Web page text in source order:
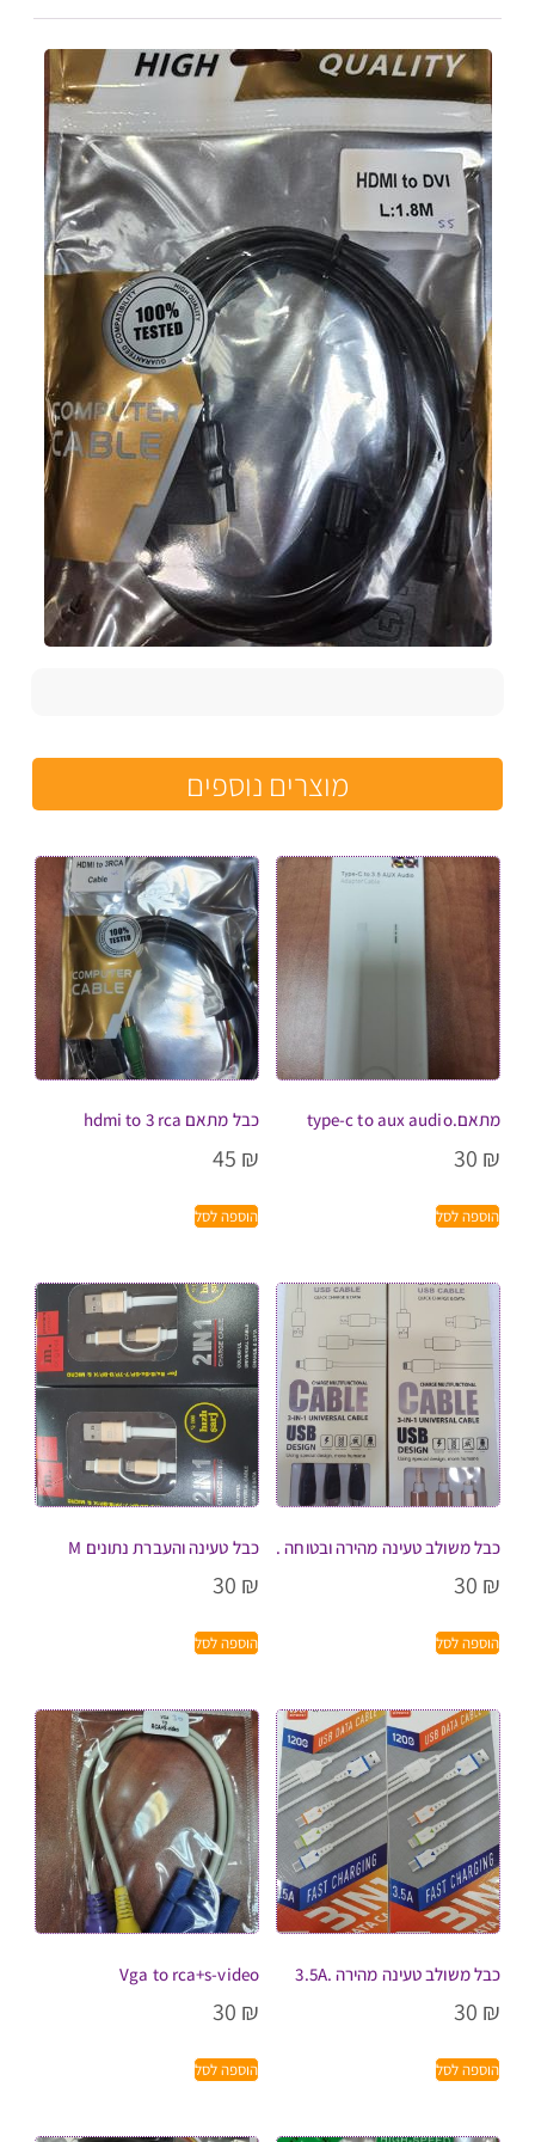
מוצרים נוספים
מתאם.type-c to aux audio
30 ₪
הוספה לסל
כבל מתאם hdmi to 3 rca
45 ₪
הוספה לסל
כבל משולב טעינה מהירה ובטוחה .
30 ₪
הוספה לסל
כבל טעינה והעברת נתונים M
30 ₪
הוספה לסל
כבל משולב טעינה מהירה .3.5A
30 ₪
הוספה לסל
Vga to rca+s-video
30 ₪
הוספה לסל